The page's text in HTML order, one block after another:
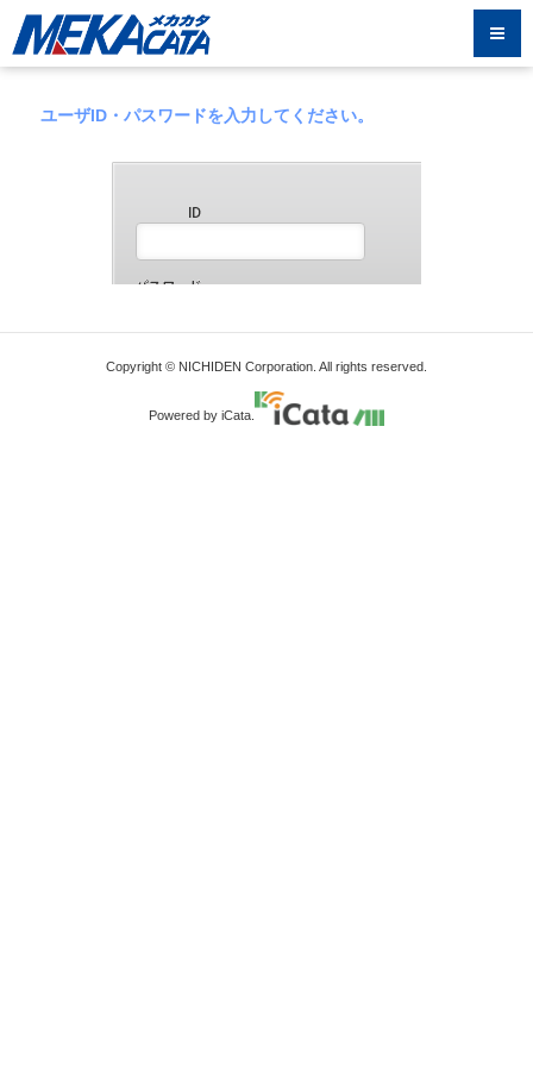
ユーザID・パスワードを入力してください。
Copyright © NICHIDEN Corporation. All rights reserved.
Powered by iCata.